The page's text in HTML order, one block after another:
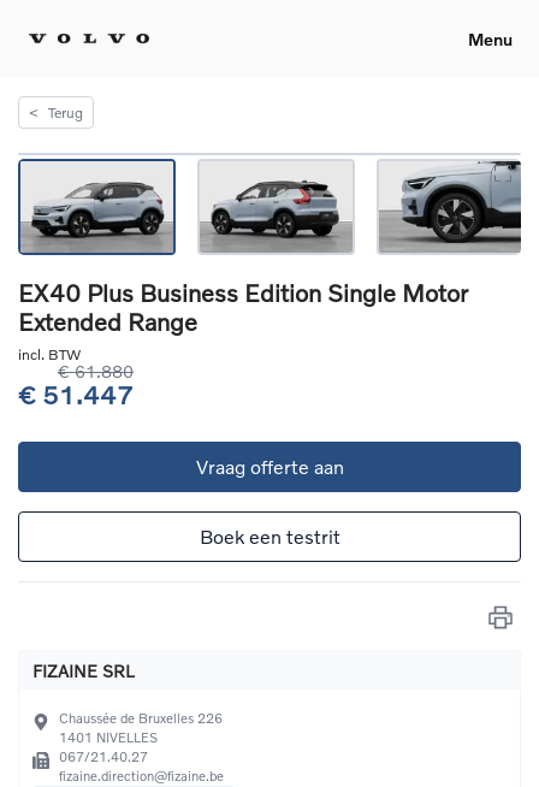
Menu
< Terug
EX40 Plus Business Edition Single Motor
Extended Range
incl. BTW
€ 61.880
€ 51.447
Vraag offerte aan
Boek een testrit
FIZAINE SRL
Chaussée de Bruxelles 226
1401 NIVELLES
067/21.40.27
fizaine.direction@fizaine.be